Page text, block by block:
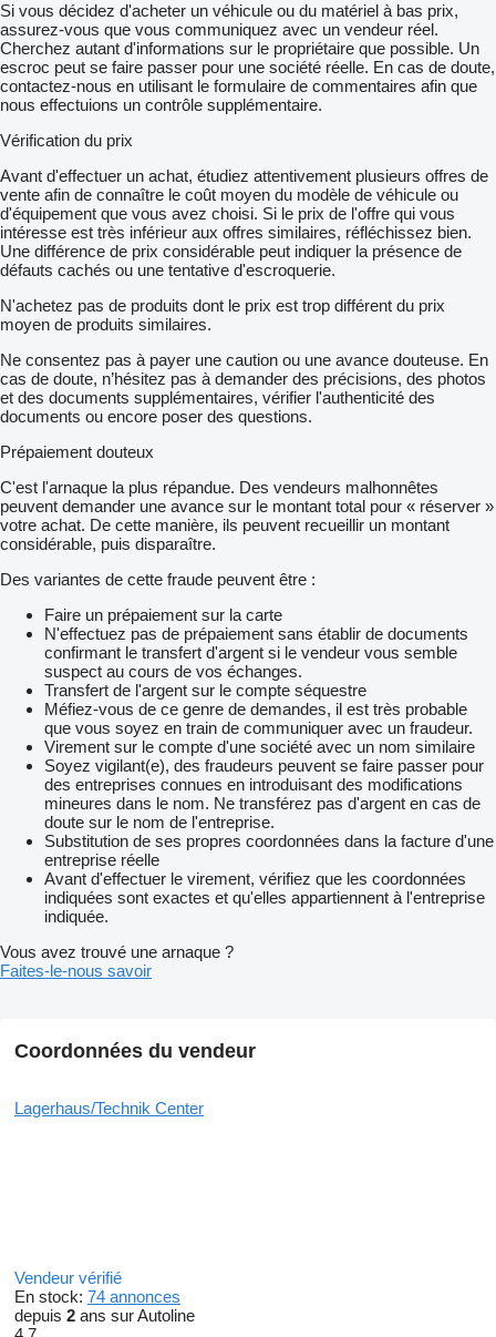
Si vous décidez d'acheter un véhicule ou du matériel à bas prix,
assurez-vous que vous communiquez avec un vendeur réel.
Cherchez autant d'informations sur le propriétaire que possible. Un
escroc peut se faire passer pour une société réelle. En cas de doute,
contactez-nous en utilisant le formulaire de commentaires afin que
nous effectuions un contrôle supplémentaire.
Vérification du prix
Avant d'effectuer un achat, étudiez attentivement plusieurs offres de
vente afin de connaître le coût moyen du modèle de véhicule ou
d'équipement que vous avez choisi. Si le prix de l'offre qui vous
intéresse est très inférieur aux offres similaires, réfléchissez bien.
Une différence de prix considérable peut indiquer la présence de
défauts cachés ou une tentative d'escroquerie.
N'achetez pas de produits dont le prix est trop différent du prix
moyen de produits similaires.
Ne consentez pas à payer une caution ou une avance douteuse. En
cas de doute, n’hésitez pas à demander des précisions, des photos
et des documents supplémentaires, vérifier l'authenticité des
documents ou encore poser des questions.
Prépaiement douteux
C'est l'arnaque la plus répandue. Des vendeurs malhonnêtes
peuvent demander une avance sur le montant total pour « réserver »
votre achat. De cette manière, ils peuvent recueillir un montant
considérable, puis disparaître.
Des variantes de cette fraude peuvent être :
Faire un prépaiement sur la carte
N'effectuez pas de prépaiement sans établir de documents
confirmant le transfert d'argent si le vendeur vous semble
suspect au cours de vos échanges.
Transfert de l'argent sur le compte séquestre
Méfiez-vous de ce genre de demandes, il est très probable
que vous soyez en train de communiquer avec un fraudeur.
Virement sur le compte d'une société avec un nom similaire
Soyez vigilant(e), des fraudeurs peuvent se faire passer pour
des entreprises connues en introduisant des modifications
mineures dans le nom. Ne transférez pas d'argent en cas de
doute sur le nom de l'entreprise.
Substitution de ses propres coordonnées dans la facture d'une
entreprise réelle
Avant d'effectuer le virement, vérifiez que les coordonnées
indiquées sont exactes et qu'elles appartiennent à l'entreprise
indiquée.
Vous avez trouvé une arnaque ?
Faites-le-nous savoir
Coordonnées du vendeur
Lagerhaus/Technik Center
Vendeur vérifié
En stock: 74 annonces
depuis 2 ans sur Autoline